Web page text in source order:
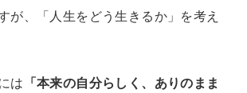
が、「人生をどう生きるか」を考え
は 「本来の自分らしく、ありのまま